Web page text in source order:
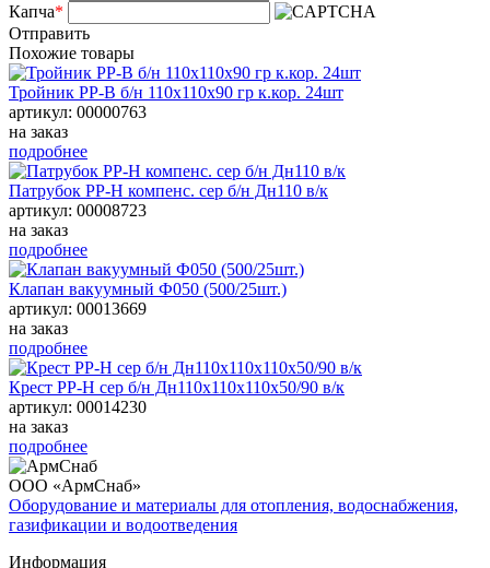
Капча*
Отправить
Похожие товары
Тройник РР-В б/н 110х110х90 гр к.кор. 24шт
артикул: 00000763
на заказ
подробнее
Патрубок РР-Н компенс. сер б/н Дн110 в/к
артикул: 00008723
на заказ
подробнее
Клапан вакуумный Ф050 (500/25шт.)
артикул: 00013669
на заказ
подробнее
Крест РР-Н сер б/н Дн110х110х110х50/90 в/к
артикул: 00014230
на заказ
подробнее
ООО «АрмСнаб»
Оборудование и материалы для отопления, водоснабжения,
газификации и водоотведения
Информация